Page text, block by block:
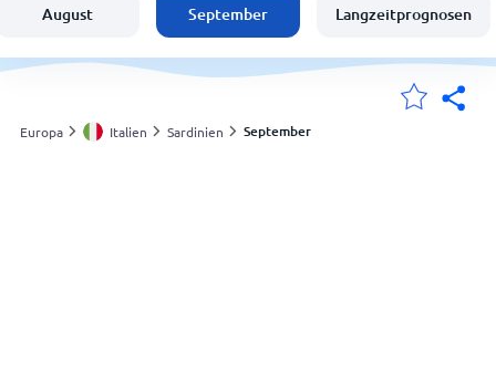
Schweiz
Deutschland
August September Langzeitprognosen
Europa Italien Sardinien September